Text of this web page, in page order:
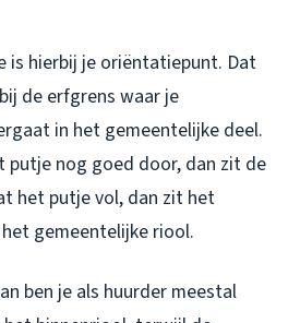
is hierbij je oriëntatiepunt. Dat
de erfgrens waar je
in het gemeentelijke deel.
nog goed door, dan zit de
het putje vol, dan zit het
gemeentelijke riool.
ben je als huurder meestal